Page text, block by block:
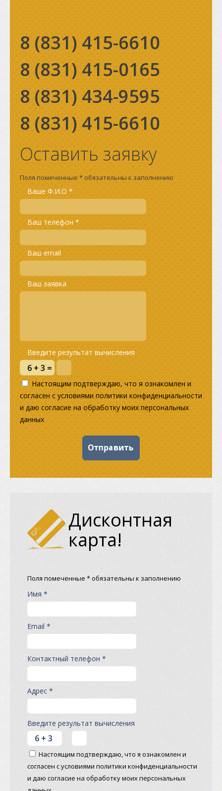
8 (831) 415-6610
8 (831) 415-0165
8 (831) 434-9595
8 (831) 415-6610
Оставить заявку
Поля помеченные * обязательны к заполнению
Ваше Ф.И.О *
Ваш телефон *
Ваш email
Ваш заявка
Введите результат вычисления
Настоящим подтверждаю, что я ознакомлен и
согласен с условиями политики конфиденциальности
и даю согласие на обработку моих персональных
данных
Дисконтная
карта!
Поля помеченные * обязательны к заполнению
Имя *
Email *
Контактный телефон *
Адрес *
Введите результат вычисления
Настоящим подтверждаю, что я ознакомлен и
согласен с условиями политики конфиденциальности
и даю согласие на обработку моих персональных